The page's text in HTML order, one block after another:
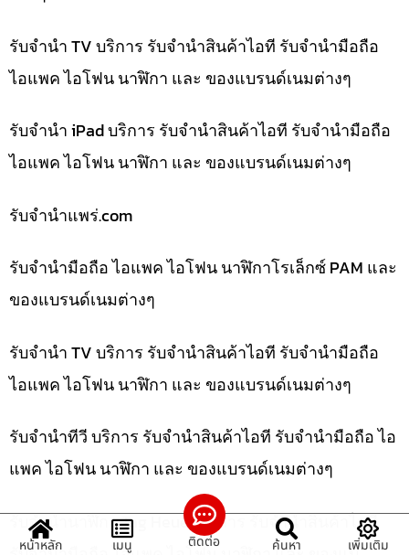
รับจำนำ TV บริการ รับจำนำสินค้าไอที รับจำนำมือถือ
ไอแพค ไอโฟน นาฬิกา และ ของแบรนด์เนมต่างๆ
รับจำนำ iPad บริการ รับจำนำสินค้าไอที รับจำนำมือถือ
ไอแพค ไอโฟน นาฬิกา และ ของแบรนด์เนมต่างๆ
รับจํานําแพร่.com
รับจำนำมือถือ ไอแพค ไอโฟน นาฬิกาโรเล็กซ์ PAM และ
ของแบรนด์เนมต่างๆ
รับจำนำ TV บริการ รับจำนำสินค้าไอที รับจำนำมือถือ
ไอแพค ไอโฟน นาฬิกา และ ของแบรนด์เนมต่างๆ
รับจำนำทีวี บริการ รับจำนำสินค้าไอที รับจำนำมือถือ ไอ
แพค ไอโฟน นาฬิกา และ ของแบรนด์เนมต่างๆ
รับจำนำนาฬิกา Tag Heuer บริการ รับจำนำสินค้าไอที
หน้าหลัก เมนู ติดต่อ ค้นหา เพิ่มเติม